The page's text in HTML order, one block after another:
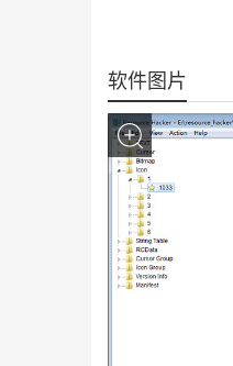
软件图片